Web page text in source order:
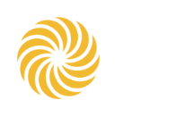
naar
inhoud